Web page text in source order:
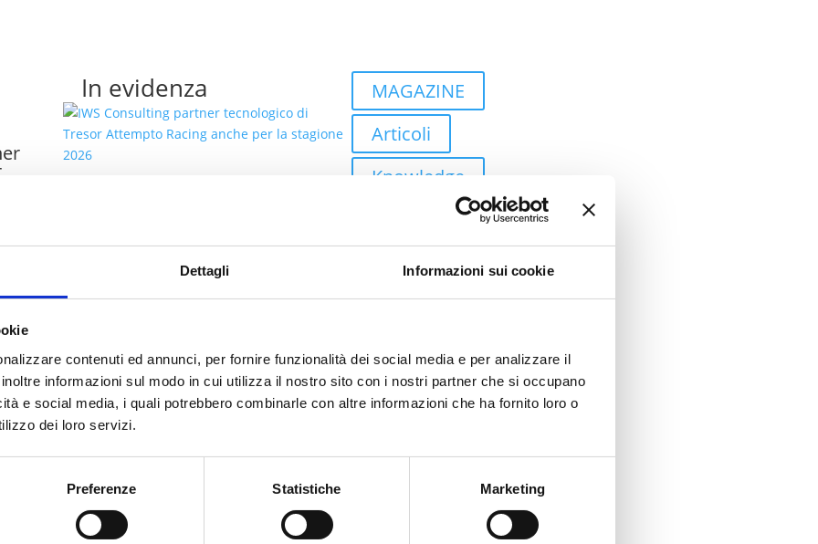
Dettagli Informazioni sui cookie
contenuti ed annunci, per fornire funzionalità dei social media e per analizzare il
informazioni sul modo in cui utilizza il nostro sito con i nostri partner che si occupano
e social media, i quali potrebbero combinarle con altre informazioni che ha fornito loro o
dei loro servizi.
Preferenze Statistiche Marketing
RDS
e
In evidenza
Attempto Racing anche
per la stagione 2026
MAGAZINE
Articoli
Knowledge
Case Study
Robotic Process
Cloud
Rassegna Stampa
Comunicati Stampa